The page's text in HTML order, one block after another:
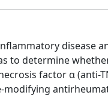
disease
to determine
factor α (anti-